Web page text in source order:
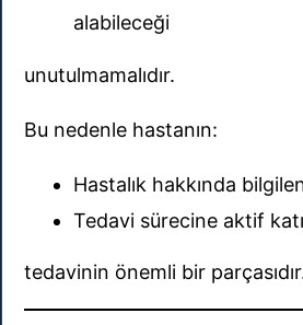
alabileceği
unutulmamalıdır.
Bu nedenle hastanın:
Hastalık hakkında
Tedavi sürecine aktif
tedavinin önemli bir